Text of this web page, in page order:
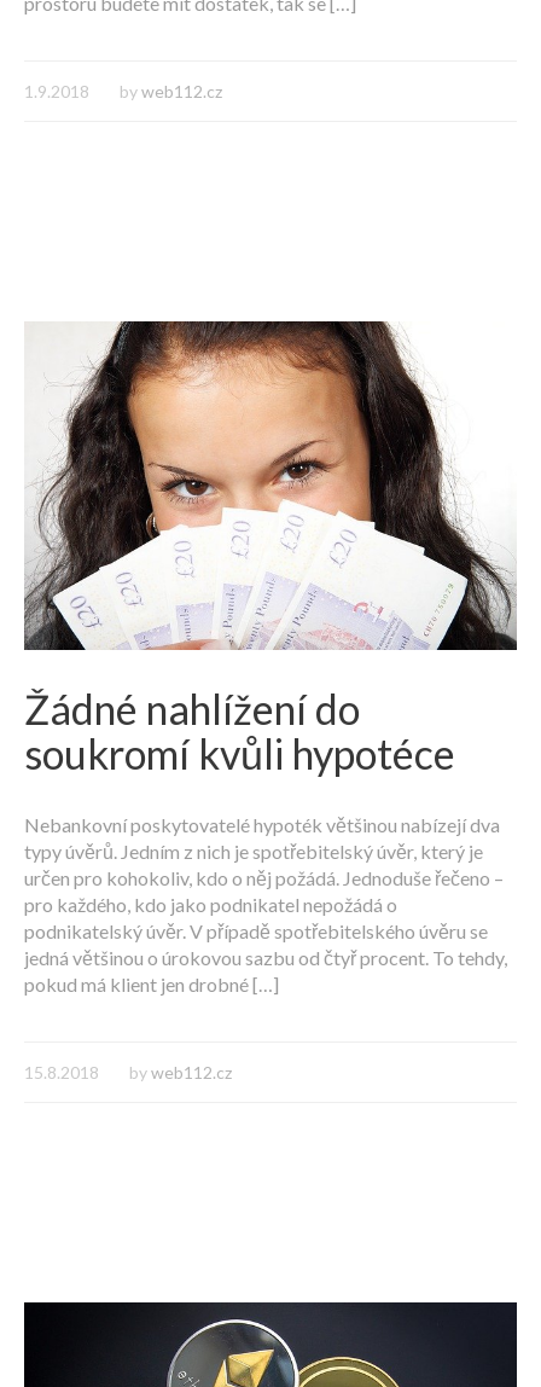
1.9.2018 byweb112.cz
Žádné nahlížení do
soukromí kvůli hypotéce
Nebankovní poskytovatelé hypoték většinou nabízejí dva
typy úvěrů. Jedním z nich je spotřebitelský úvěr, který je
určen pro kohokoliv, kdo o něj požádá. Jednoduše řečeno –
pro každého, kdo jako podnikatel nepožádá o
podnikatelský úvěr. V případě spotřebitelského úvěru se
jedná většinou o úrokovou sazbu od čtyř procent. To tehdy,
pokud má klient jen drobné […]
15.8.2018 byweb112.cz